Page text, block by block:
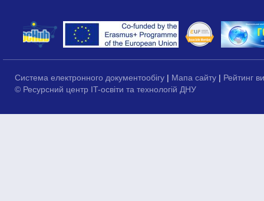
Система електронного документообігу | Мапа сайту | Рейтинг
© Ресурсний центр IT-освіти та технологій ДНУ